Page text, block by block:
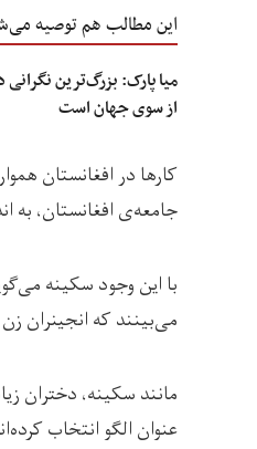
این مطالب هم توصیه
میا پارک: بزرگ‌ترین
از سوی جهان است
کارها در افغانستان
جامعه‌ی افغانستان، به
با این وجود سکینه
می‌بینند که انجینران
مانند سکینه، دختران
عنوان الگو انتخاب